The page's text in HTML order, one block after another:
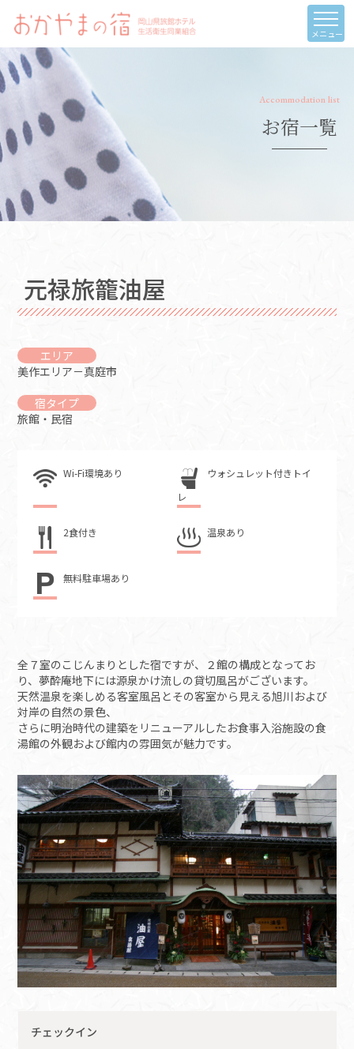
メニュー
Accommodation list
お宿一覧
元禄旅籠油屋
エリア
美作エリア－真庭市
宿タイプ
旅館・民宿
Wi-Fi環境あり
ウォシュレット付きトイ
レ
2食付き 温泉あり
無料駐車場あり
全７室のこじんまりとした宿ですが、２館の構成となってお
り、夢酔庵地下には源泉かけ流しの貸切風呂がございます。
天然温泉を楽しめる客室風呂とその客室から見える旭川および
対岸の自然の景色、
さらに明治時代の建築をリニューアルしたお食事入浴施設の食
湯館の外観および館内の雰囲気が魅力です。
チェックイン